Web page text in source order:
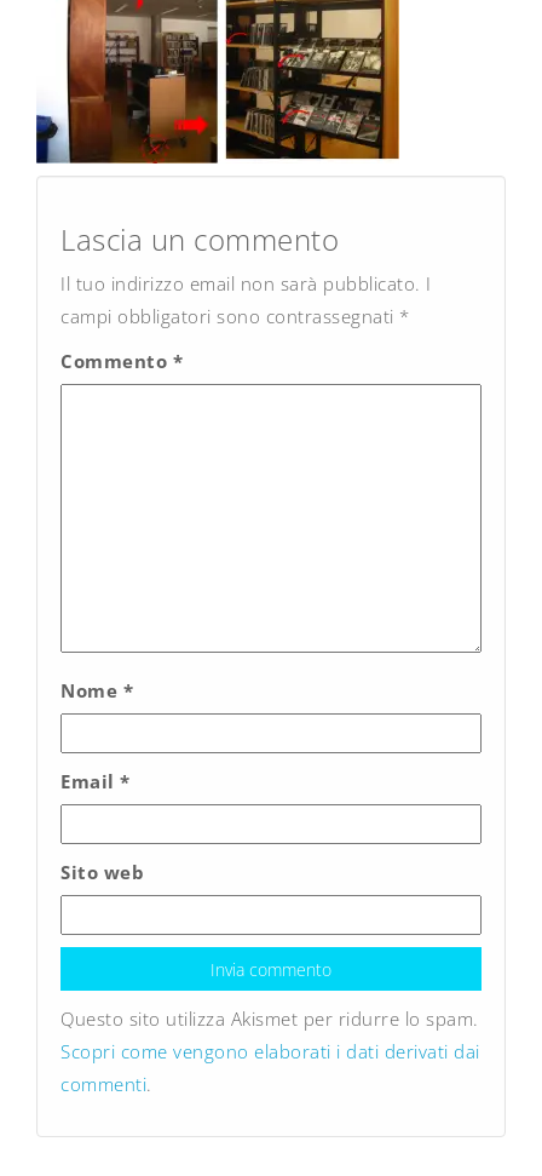
navigation
Lascia un commento
Il tuo indirizzo email non sarà pubblicato. I
campi obbligatori sono contrassegnati *
Commento *
Nome *
Email *
Sito web
Questo sito utilizza Akismet per ridurre lo spam.
Scopri come vengono elaborati i dati derivati dai
commenti.